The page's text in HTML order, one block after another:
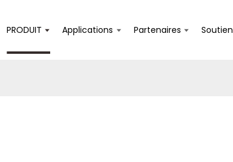
PRODUIT Applications Partenaires Soutien